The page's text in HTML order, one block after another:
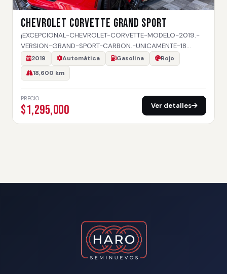
CHEVROLET CORVETTE GRAND SPORT
¡EXCEPCIONAL-CHEVROLET-CORVETTE-MODELO-2019.-
VERSION-GRAND-SPORT-CARBON.-UNICAMENTE-18…
2019 Automática Gasolina
Rojo
18,600 km
PRECIO
$1,295,000 Ver detalles